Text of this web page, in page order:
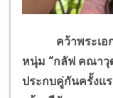
คว้าพระเอก-
หนุ่ม “กลัฟ คณาวุ
ประกบคู่กันครั้งแ